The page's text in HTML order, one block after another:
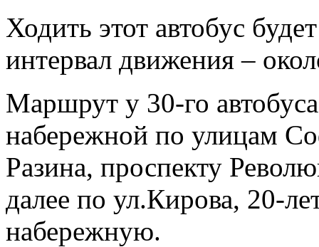
Ходить этот автобус
интервал движения –
Маршрут у 30-го
набережной по улицам
Разина, проспекту
далее по ул.Кирова, 20-
набережную.